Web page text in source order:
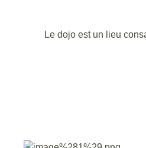
Le dojo est un lieu